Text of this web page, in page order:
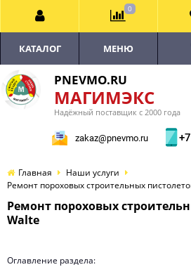
PNEVMO.RU
МАГИМЭКС
Надёжный поставщик с 2000 года
zakaz@pnevmo.ru
КАТАЛОГ МЕНЮ
Главная
Наши услуги
Ремонт пороховых строительных
Ремонт пороховых
Walte
Оглавление раздела:
0